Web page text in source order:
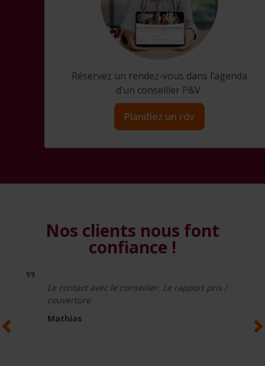
Réservez un rendez-vous dans l’agenda
d’un conseiller P&V.
Planifiez un rdv
Nos clients nous font
confiance !
Le contact avec le conseiller. Le rapport prix /
couverture
Mathias